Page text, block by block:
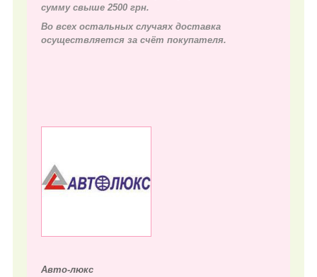
сумму свыше 2500 грн.
Во всех остальных случаях доставка
осуществляется за счёт покупателя.
Авто-люкс